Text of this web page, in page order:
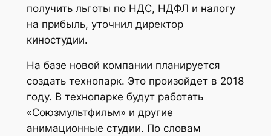
получить льготы по НДС, НДФЛ и налогу
на прибыль, уточнил директор
киностудии.
На базе новой компании планируется
создать технопарк. Это произойдет в 2018
году. В технопарке будут работать
«Союзмультфильм» и другие
анимационные студии. По словам